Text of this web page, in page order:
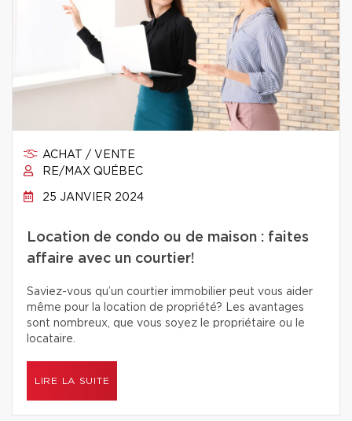
ACHAT / VENTE
RE/MAX QUÉBEC
25 JANVIER 2024
Location de condo ou de maison : faites
affaire avec un courtier!
Saviez-vous qu’un courtier immobilier peut vous aider
même pour la location de propriété? Les avantages
sont nombreux, que vous soyez le propriétaire ou le
locataire.
LIRE LA SUITE